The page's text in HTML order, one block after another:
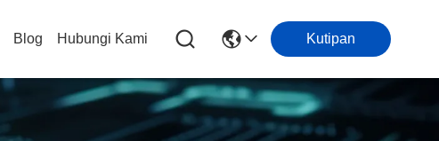
Blog Hubungi Kami Kutipan